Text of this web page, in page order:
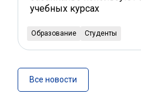
учебных курсах
Образование Студенты
Все новости